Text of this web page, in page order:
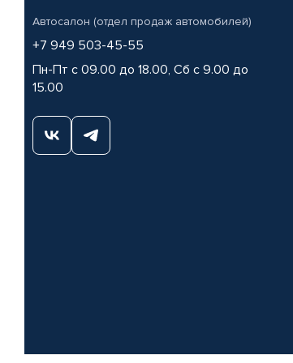
Автосалон (отдел продаж автомобилей)
+7 949 503-45-55
Пн-Пт с 09.00 до 18.00, Сб с 9.00 до
15.00